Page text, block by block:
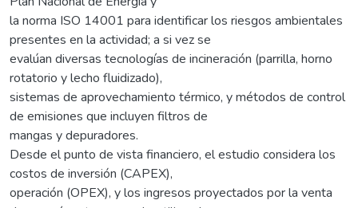
la norma ISO 14001 para identificar los riesgos ambientales
presentes en la actividad; a si vez se
evalúan diversas tecnologías de incineración (parrilla, horno
rotatorio y lecho fluidizado),
sistemas de aprovechamiento térmico, y métodos de control
de emisiones que incluyen filtros de
mangas y depuradores.
Desde el punto de vista financiero, el estudio considera los
costos de inversión (CAPEX),
operación (OPEX), y los ingresos proyectados por la venta